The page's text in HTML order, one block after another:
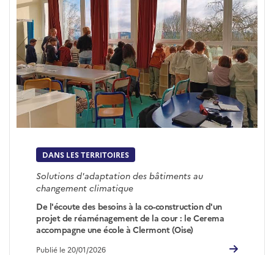
DANS LES TERRITOIRES
Solutions d'adaptation des bâtiments au
changement climatique
De l'écoute des besoins à la co-construction d'un
projet de réaménagement de la cour : le Cerema
accompagne une école à Clermont (Oise)
Publié le 20/01/2026